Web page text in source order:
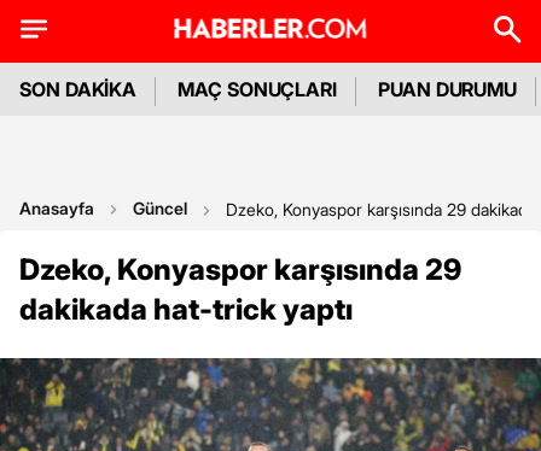
SON DAKİKA MAÇ SONUÇLARI PUAN DURUMU
Anasayfa Güncel Dzeko, Konyaspor karşısında 29
Dzeko, Konyaspor karşısında 29
dakikada hat-trick yaptı